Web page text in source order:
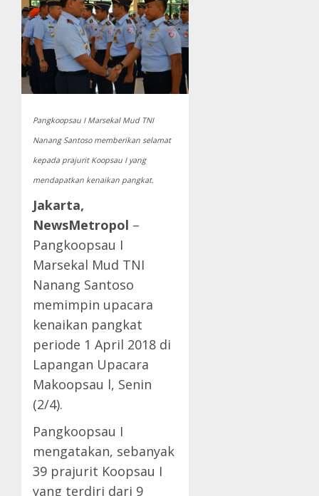
Pangkoopsau I Marsekal Mud TNI
Nanang Santoso memberikan selamat
kepada prajurit Koopsau I yang
mendapatkan kenaikan pangkat.
Jakarta,
NewsMetropol –
Pangkoopsau I
Marsekal Mud TNI
Nanang Santoso
memimpin upacara
kenaikan pangkat
periode 1 April 2018 di
Lapangan Upacara
Makoopsau l, Senin
(2/4).
Pangkoopsau I
mengatakan, sebanyak
39 prajurit Koopsau I
yang terdiri dari 9